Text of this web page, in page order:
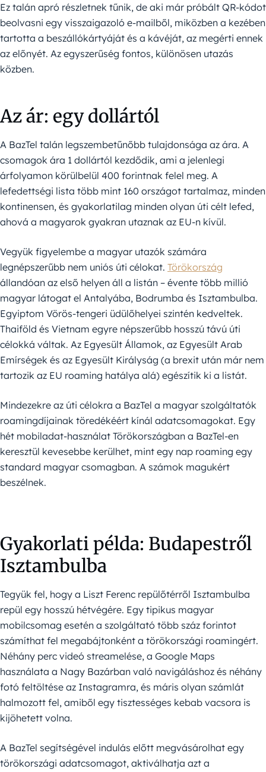
Ez talán apró részletnek tűnik, de aki már próbált QR-kódot
beolvasni egy visszaigazoló e-mailből, miközben a kezében
tartotta a beszállókártyáját és a kávéját, az megérti ennek
az előnyét. Az egyszerűség fontos, különösen utazás
közben.
Az ár: egy dollártól
A BazTel talán legszembetűnőbb tulajdonsága az ára. A
csomagok ára 1 dollártól kezdődik, ami a jelenlegi
árfolyamon körülbelül 400 forintnak felel meg. A
lefedettségi lista több mint 160 országot tartalmaz, minden
kontinensen, és gyakorlatilag minden olyan úti célt lefed,
ahová a magyarok gyakran utaznak az EU-n kívül.
Vegyük figyelembe a magyar utazók számára
legnépszerűbb nem uniós úti célokat. Törökország
állandóan az első helyen áll a listán – évente több millió
magyar látogat el Antalyába, Bodrumba és Isztambulba.
Egyiptom Vörös-tengeri üdülőhelyei szintén kedveltek.
Thaiföld és Vietnam egyre népszerűbb hosszú távú úti
célokká váltak. Az Egyesült Államok, az Egyesült Arab
Emírségek és az Egyesült Királyság (a brexit után már nem
tartozik az EU roaming hatálya alá) egészítik ki a listát.
Mindezekre az úti célokra a BazTel a magyar szolgáltatók
roamingdíjainak töredékéért kínál adatcsomagokat. Egy
hét mobiladat-használat Törökországban a BazTel-en
keresztül kevesebbe kerülhet, mint egy nap roaming egy
standard magyar csomagban. A számok magukért
beszélnek.
Gyakorlati példa: Budapestről
Isztambulba
Tegyük fel, hogy a Liszt Ferenc repülőtérről Isztambulba
repül egy hosszú hétvégére. Egy tipikus magyar
mobilcsomag esetén a szolgáltató több száz forintot
számíthat fel megabájtonként a törökországi roamingért.
Néhány perc videó streamelése, a Google Maps
használata a Nagy Bazárban való navigáláshoz és néhány
fotó feltöltése az Instagramra, és máris olyan számlát
halmozott fel, amiből egy tisztességes kebab vacsora is
kijöhetett volna.
A BazTel segítségével indulás előtt megvásárolhat egy
törökországi adatcsomagot, aktiválhatja azt a